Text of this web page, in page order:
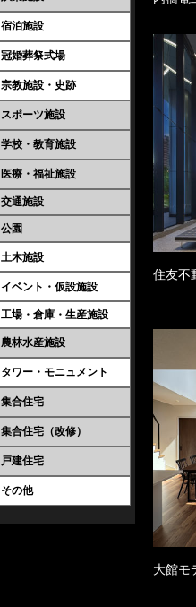
宿泊施設
冠婚葬祭式場
宗教施設・史跡
スポーツ施設
学校・教育施設
医療・福祉施設
交通施設
公園
土木施設
イベント・仮設施設
工場・倉庫・生産施設
農林水産施設
タワー・モニュメント
集合住宅
集合住宅（改修）
戸建住宅
その他
住友不
大館モ